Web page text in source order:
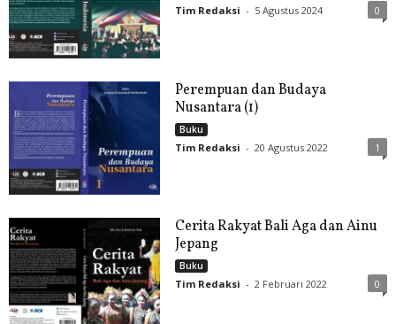
Tim Redaksi - 5 Agustus 2024 0
Perempuan dan Budaya
Nusantara (1)
Buku
Tim Redaksi - 20 Agustus 2022 1
Cerita Rakyat Bali Aga dan Ainu
Jepang
Buku
Tim Redaksi - 2 Februari 2022 0